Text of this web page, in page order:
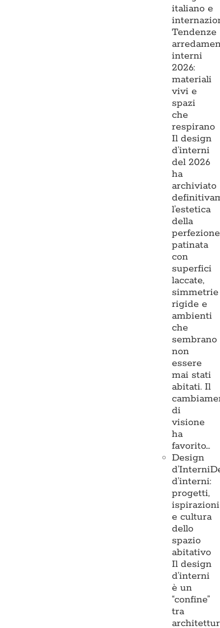
italiano e
Tendenze
interni
2026:
materiali
vivi e
spazi
che
respirano
Il design
d’interni
del 2026
ha
archiviato
l’estetica
della
perfezione
patinata
con
superfici
laccate,
simmetrie
rigide e
ambienti
che
sembrano
non
essere
mai stati
abitati. Il
di
visione
ha
favorito…
Design
d’Interni
d’interni:
progetti,
ispirazioni
e cultura
dello
spazio
abitativo
Il design
d’interni
è un
“confine”
tra